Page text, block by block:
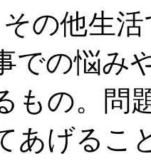
の他生
での悩み
もの。問
あげるこ